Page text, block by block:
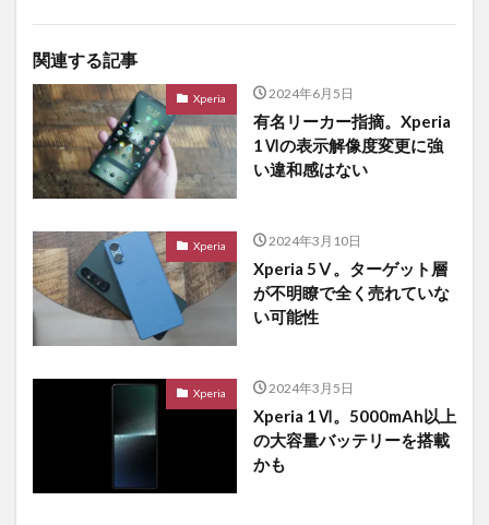
関連する記事
Xperia 2024年6月5日
有名リーカー指摘。Xperia
1Ⅵの表示解像度変更に強
い違和感はない
Xperia 2024年3月10日
Xperia 5Ⅴ。ターゲット層
が不明瞭で全く売れていな
い可能性
Xperia 2024年3月5日
Xperia 1Ⅵ。5000mAh以上
の大容量バッテリーを搭載
かも